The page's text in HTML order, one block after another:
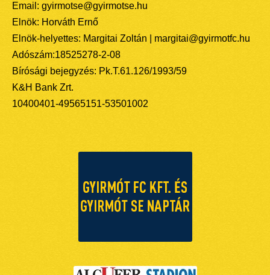
Email: gyirmotse@gyirmotse.hu
Elnök: Horváth Ernő
Elnök-helyettes: Margitai Zoltán | margitai@gyirmotfc.hu
Adószám:18525278-2-08
Bírósági bejegyzés: Pk.T.61.126/1993/59
K&H Bank Zrt.
10400401-49565151-53501002